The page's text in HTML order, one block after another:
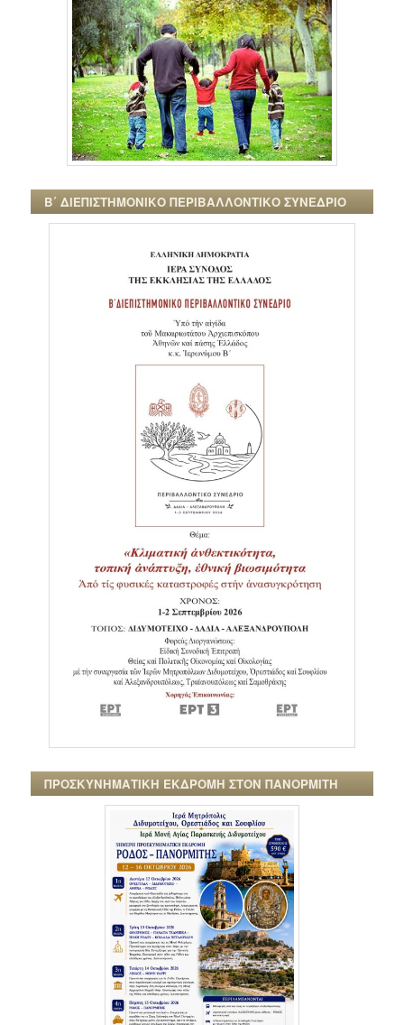
Β΄ ΔΙΕΠΙΣΤΗΜΟΝΙΚΟ ΠΕΡΙΒΑΛΛΟΝΤΙΚΟ ΣΥΝΕΔΡΙΟ
ΠΡΟΣΚΥΝΗΜΑΤΙΚΗ ΕΚΔΡΟΜΗ ΣΤΟΝ ΠΑΝΟΡΜΙΤΗ